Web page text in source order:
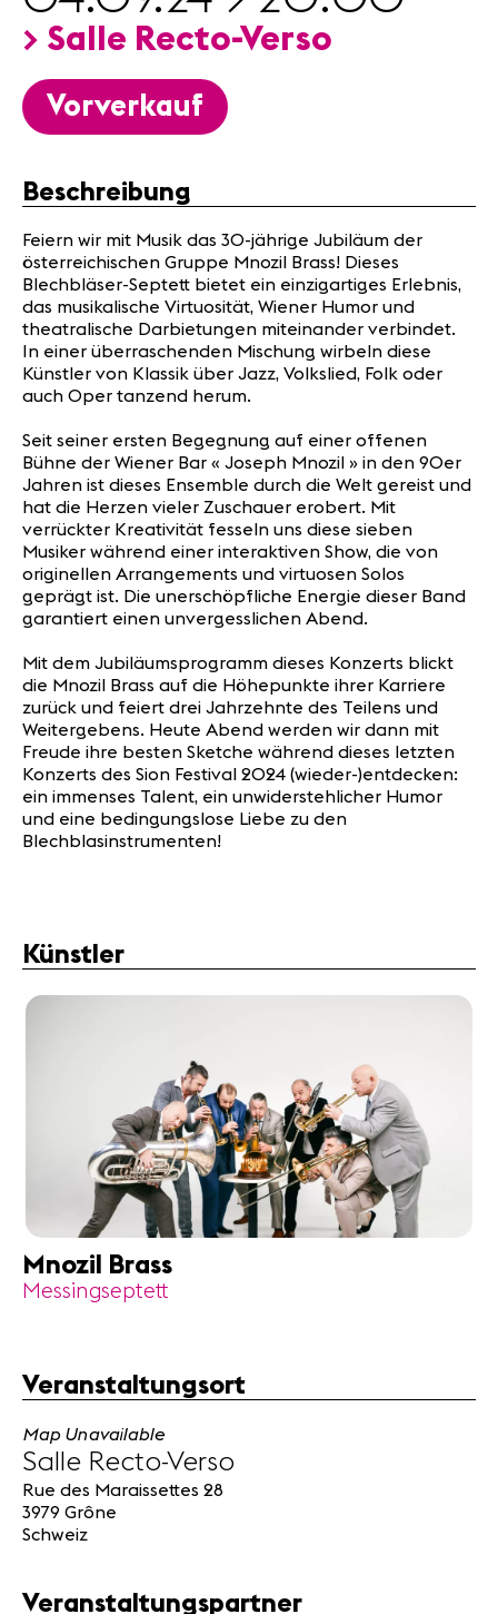
Nützliche
Infos
News
Konzerte
Medien
Presse
Jobs
Über uns
Impressum
Kontakt
> Salle Recto-Verso
Vorverkauf
Beschreibung
Feiern wir mit Musik das 30-jährige Jubiläum der
österreichischen Gruppe Mnozil Brass! Dieses
Blechbläser-Septett bietet ein einzigartiges Erlebnis,
das musikalische Virtuosität, Wiener Humor und
theatralische Darbietungen miteinander verbindet.
In einer überraschenden Mischung wirbeln diese
Künstler von Klassik über Jazz, Volkslied, Folk oder
auch Oper tanzend herum.
Seit seiner ersten Begegnung auf einer offenen
Bühne der Wiener Bar « Joseph Mnozil » in den 90er
Jahren ist dieses Ensemble durch die Welt gereist und
hat die Herzen vieler Zuschauer erobert. Mit
verrückter Kreativität fesseln uns diese sieben
Musiker während einer interaktiven Show, die von
originellen Arrangements und virtuosen Solos
geprägt ist. Die unerschöpfliche Energie dieser Band
garantiert einen unvergesslichen Abend.
Mit dem Jubiläumsprogramm dieses Konzerts blickt
die Mnozil Brass auf die Höhepunkte ihrer Karriere
zurück und feiert drei Jahrzehnte des Teilens und
Weitergebens. Heute Abend werden wir dann mit
Freude ihre besten Sketche während dieses letzten
Konzerts des Sion Festival 2024 (wieder-)entdecken:
ein immenses Talent, ein unwiderstehlicher Humor
und eine bedingungslose Liebe zu den
Blechblasinstrumenten!
Künstler
Mnozil Brass
Messingseptett
Veranstaltungsort
Map Unavailable
Salle Recto-Verso
Rue des Maraissettes 28
3979 Grône
Schweiz
Veranstaltungspartner